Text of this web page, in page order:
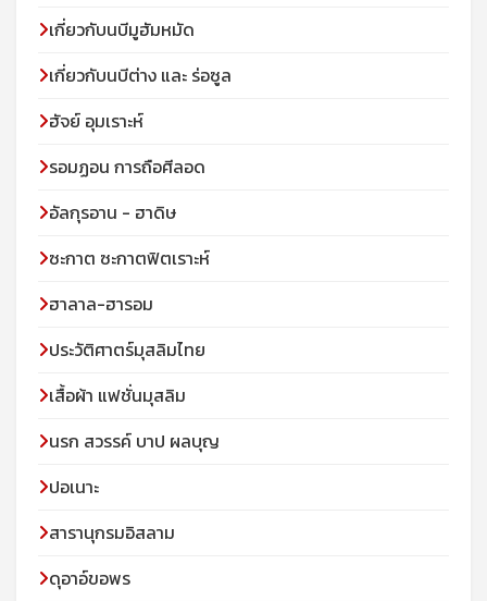
เกี่ยวกับนบีมูฮัมหมัด
เกี่ยวกับนบีต่าง และ ร่อซูล
ฮัจย์ อุมเราะห์
รอมฏอน การถือศีลอด
อัลกุรอาน - ฮาดิษ
ซะกาต ซะกาตฟิตเราะห์
ฮาลาล-ฮารอม
ประวัติศาตร์มุสลิมไทย
เสื้อผ้า แฟชั่นมุสลิม
นรก สวรรค์ บาป ผลบุญ
ปอเนาะ
สารานุกรมอิสลาม
ดุอาอ์ขอพร